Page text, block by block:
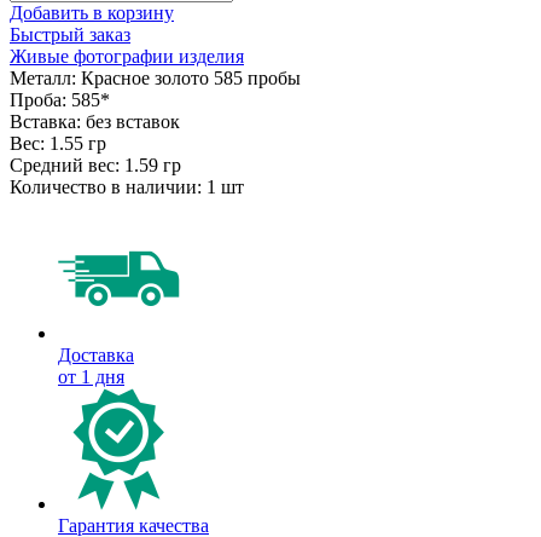
Добавить в корзину
Быстрый заказ
Живые фотографии изделия
Металл: Красное золото 585 пробы
Проба: 585*
Вставка: без вставок
Вес: 1.55 гр
Средний вес: 1.59 гр
Количество в наличии: 1 шт
Доставка
от 1 дня
Гарантия качества